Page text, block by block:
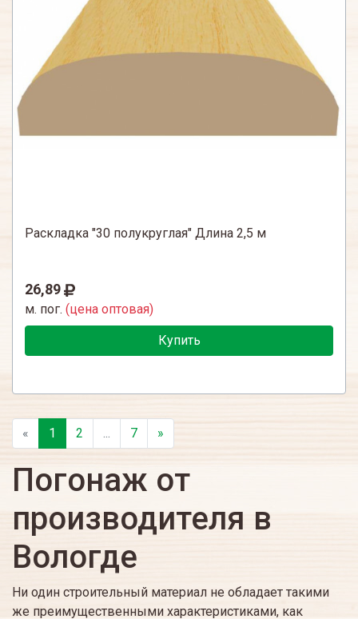
Раскладка "30 полукруглая" Длина 2,5 м
26,89
м. пог. (цена оптовая)
Купить
« 1 2 ... 7 »
Погонаж от
производителя в
Вологде
Ни один строительный материал не обладает такими
же преимущественными характеристиками, как